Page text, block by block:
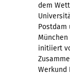
dem
Postdam
initiiert
Werkund